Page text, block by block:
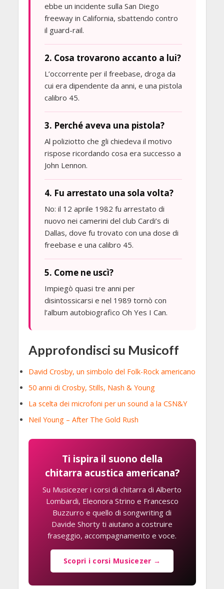
ebbe un incidente sulla San Diego
freeway in California, sbattendo contro
il guard-rail.
2. Cosa trovarono accanto a lui?
L’occorrente per il freebase, droga da
cui era dipendente da anni, e una pistola
calibro 45.
3. Perché aveva una pistola?
Al poliziotto che gli chiedeva il motivo
rispose ricordando cosa era successo a
John Lennon.
4. Fu arrestato una sola volta?
No: il 12 aprile 1982 fu arrestato di
nuovo nei camerini del club Cardi’s di
Dallas, dove fu trovato con una dose di
freebase e una calibro 45.
5. Come ne uscì?
Impiegò quasi tre anni per
disintossicarsi e nel 1989 tornò con
l’album autobiografico Oh Yes I Can.
Approfondisci su Musicoff
David Crosby, un simbolo del Folk-Rock americano
50 anni di Crosby, Stills, Nash & Young
La scelta dei microfoni per un sound a la CSN&Y
Neil Young – After The Gold Rush
Ti ispira il suono della
chitarra acustica americana?
Su Musicezer i corsi di chitarra di Alberto
Lombardi, Eleonora Strino e Francesco
Buzzurro e quello di songwriting di
Davide Shorty ti aiutano a costruire
fraseggio, accompagnamento e voce.
Scopri i corsi Musicezer →